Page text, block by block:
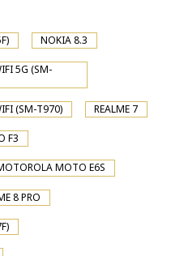
NOKIA 8.3
5G (SM-
(SM-T970) REALME 7
F3
MOTO E6S
8 PRO